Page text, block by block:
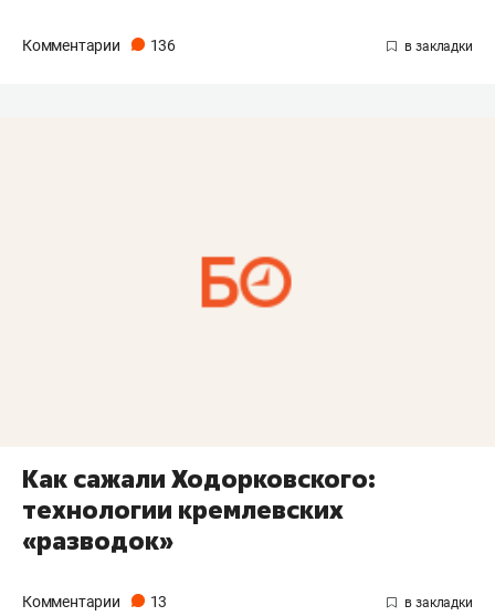
Комментарии 136
Как сажали Ходорковского:
технологии кремлевских
«разводок»
Комментарии 13